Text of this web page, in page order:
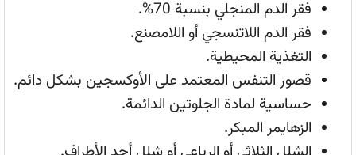
فقر الدم المنجلي بنسبة 70%.
فقر الدم اللاتنسجي أو اللامصنع.
التغذية المحيطية.
قصور التنفس المعتمد على الأوكسجين بشكل دائم.
حساسية لمادة الجلوتين الدائمة.
الزهايمر المبكر.